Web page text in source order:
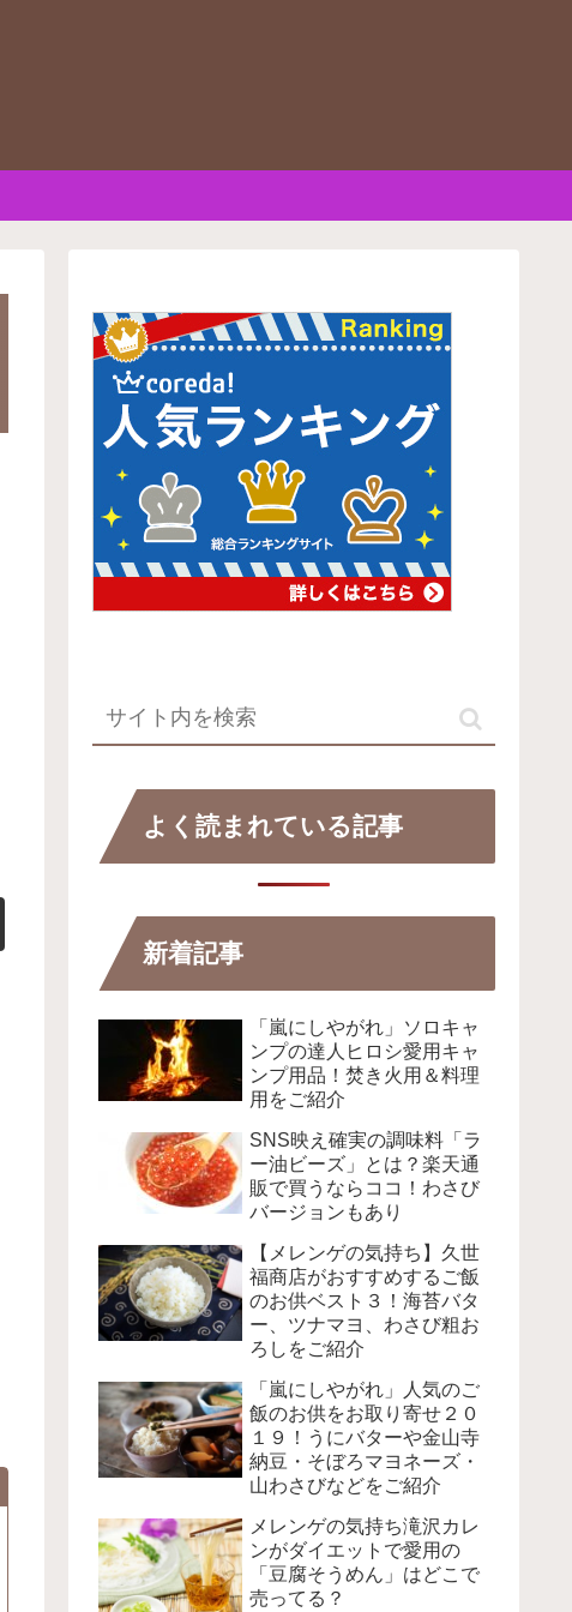
よく読まれている記事
新着記事
「嵐にしやがれ」ソロキャ
ンプの達人ヒロシ愛用キャ
ンプ用品！焚き火用＆料理
用をご紹介
SNS映え確実の調味料「ラ
ー油ビーズ」とは？楽天通
販で買うならココ！わさび
バージョンもあり
【メレンゲの気持ち】久世
福商店がおすすめするご飯
のお供ベスト３！海苔バタ
ー、ツナマヨ、わさび粗お
ろしをご紹介
「嵐にしやがれ」人気のご
飯のお供をお取り寄せ２０
１９！うにバターや金山寺
納豆・そぼろマヨネーズ・
山わさびなどをご紹介
メレンゲの気持ち滝沢カレ
ンがダイエットで愛用の
「豆腐そうめん」はどこで
売ってる？